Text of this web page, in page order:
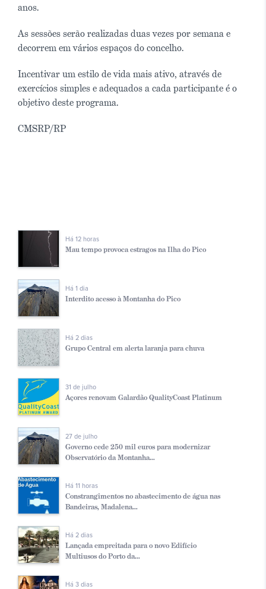
anos.
As sessões serão realizadas duas vezes por semana e
decorrem em vários espaços do concelho.
Incentivar um estilo de vida mais ativo, através de
exercícios simples e adequados a cada participante é o
objetivo deste programa.
CMSRP/RP
Há 12 horas
Mau tempo provoca estragos na Ilha do Pico
Há 1 dia
Interdito acesso à Montanha do Pico
Há 2 dias
Grupo Central em alerta laranja para chuva
31 de julho
Açores renovam Galardão QualityCoast Platinum
27 de julho
Governo cede 250 mil euros para modernizar
Observatório da Montanha...
Há 11 horas
Constrangimentos no abastecimento de água nas
Bandeiras, Madalena...
Há 2 dias
Lançada empreitada para o novo Edifício
Multiusos do Porto da...
Há 3 dias